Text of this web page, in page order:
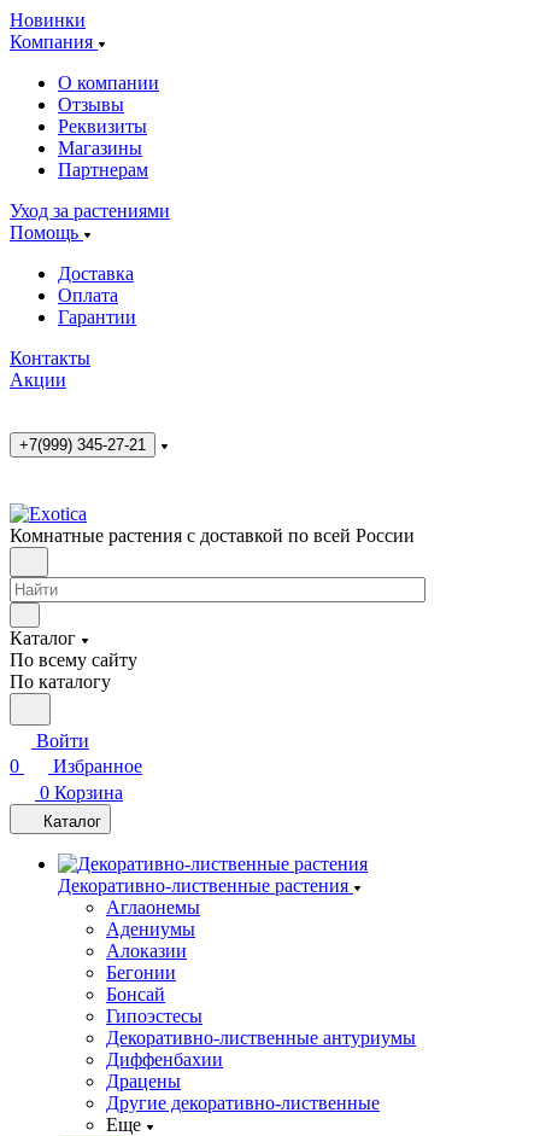
Новинки
Компания
О компании
Отзывы
Реквизиты
Магазины
Партнерам
Уход за растениями
Помощь
Доставка
Оплата
Гарантии
Контакты
Акции
+7(999) 345-27-21
Комнатные растения с доставкой по всей России
Каталог
По всему сайту
По каталогу
Войти
0
Избранное
0 Корзина
Каталог
Декоративно-лиственные растения
Аглаонемы
Адениумы
Алоказии
Бегонии
Бонсай
Гипоэстесы
Декоративно-лиственные антуриумы
Диффенбахии
Драцены
Другие декоративно-лиственные
Еще